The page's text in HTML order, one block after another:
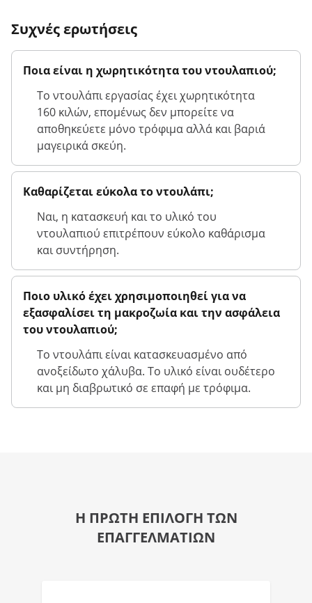
Συχνές ερωτήσεις
Ποια είναι η χωρητικότητα του ντουλαπιού;
Το ντουλάπι εργασίας έχει χωρητικότητα
160 κιλών, επομένως δεν μπορείτε να
αποθηκεύετε μόνο τρόφιμα αλλά και βαριά
μαγειρικά σκεύη.
Καθαρίζεται εύκολα το ντουλάπι;
Ναι, η κατασκευή και το υλικό του
ντουλαπιού επιτρέπουν εύκολο καθάρισμα
και συντήρηση.
Ποιο υλικό έχει χρησιμοποιηθεί για να
εξασφαλίσει τη μακροζωία και την ασφάλεια
του ντουλαπιού;
Το ντουλάπι είναι κατασκευασμένο από
ανοξείδωτο χάλυβα. Το υλικό είναι ουδέτερο
και μη διαβρωτικό σε επαφή με τρόφιμα.
Η ΠΡΩΤΗ ΕΠΙΛΟΓΗ ΤΩΝ
ΕΠΑΓΓΕΛΜΑΤΙΩΝ